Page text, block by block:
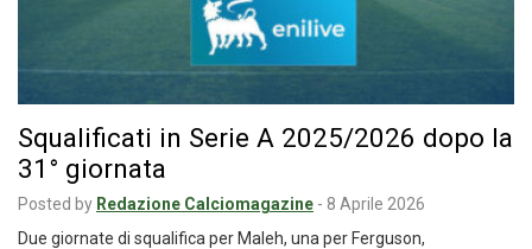
Squalificati in Serie A 2025/2026 dopo la
31° giornata
Posted by Redazione Calciomagazine - 8 Aprile 2026
Due giornate di squalifica per Maleh, una per Ferguson,